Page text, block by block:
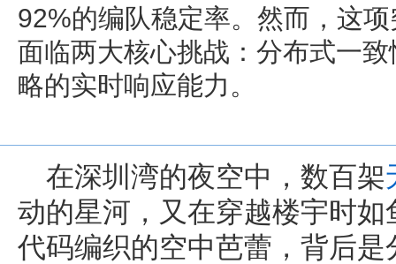
92%的编队稳定率。然而，这
面临两大核心挑战：分布式一
略的实时响应能力。
在深圳湾的夜空中，数百架
动的星河，又在穿越楼宇时
代码编织的空中芭蕾，背后